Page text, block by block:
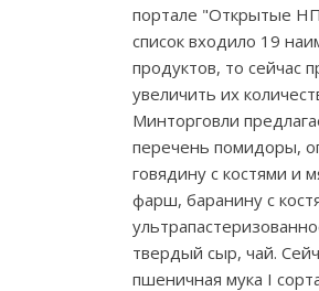
портале "Открытые
список входило 19
продуктов, то сейчас
увеличить их
Минторговли
перечень помидоры,
говядину с костями и
фарш, баранину с
твердый сыр, чай.
пшеничная мука I